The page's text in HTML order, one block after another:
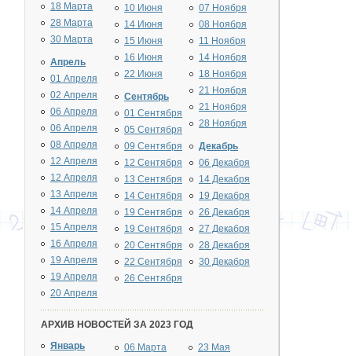
18 Марта
28 Марта
30 Марта
Апрель
01 Апреля
02 Апреля
06 Апреля
06 Апреля
08 Апреля
12 Апреля
12 Апреля
13 Апреля
14 Апреля
15 Апреля
16 Апреля
19 Апреля
19 Апреля
20 Апреля
10 Июня
14 Июня
15 Июня
16 Июня
22 Июня
Сентябрь
01 Сентября
05 Сентября
09 Сентября
12 Сентября
13 Сентября
14 Сентября
19 Сентября
19 Сентября
20 Сентября
22 Сентября
26 Сентября
07 Ноября
08 Ноября
11 Ноября
14 Ноября
18 Ноября
21 Ноября
21 Ноября
28 Ноября
Декабрь
06 Декабря
14 Декабря
19 Декабря
26 Декабря
27 Декабря
28 Декабря
30 Декабря
АРХИВ НОВОСТЕЙ ЗА 2023 ГОД
Январь
06 Марта
23 Мая